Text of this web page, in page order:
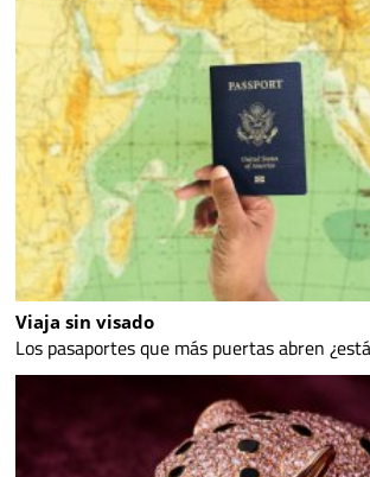
Viaja sin visado
Los pasaportes que más puertas abren